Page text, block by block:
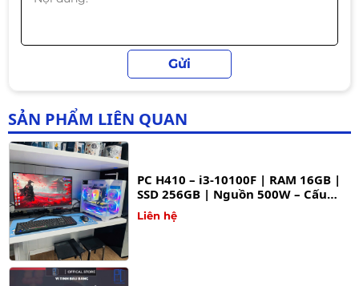
SẢN PHẨM LIÊN QUAN
PC H510 – i5-11400F | RAM 16GB |
SSD 256GB | Nguồn 500W – Sức
mạnh tối ưu cho làm việc &
gaming
Liên hệ
PC H410 – i3-10100F | RAM 16GB |
SSD 256GB | Nguồn 500W – Cấu
hình tối ưu cho làm việc & giải trí
Liên hệ